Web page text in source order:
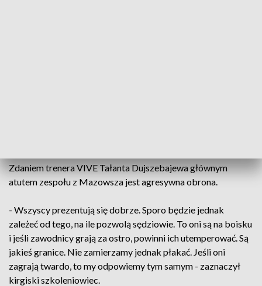
Zdaniem trenera VIVE Tałanta Dujszebajewa głównym
atutem zespołu z Mazowsza jest agresywna obrona.
- Wszyscy prezentują się dobrze. Sporo będzie jednak
zależeć od tego, na ile pozwolą sędziowie. To oni są na boisku
i jeśli zawodnicy grają za ostro, powinni ich utemperować. Są
jakieś granice. Nie zamierzamy jednak płakać. Jeśli oni
zagrają twardo, to my odpowiemy tym samym - zaznaczył
kirgiski szkoleniowiec.